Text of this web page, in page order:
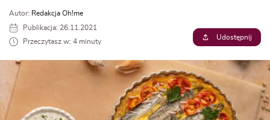
Autor: Redakcja Oh!me
Publikacja: 26.11.2021
Przeczytasz w: 4 minuty
Udostępnij